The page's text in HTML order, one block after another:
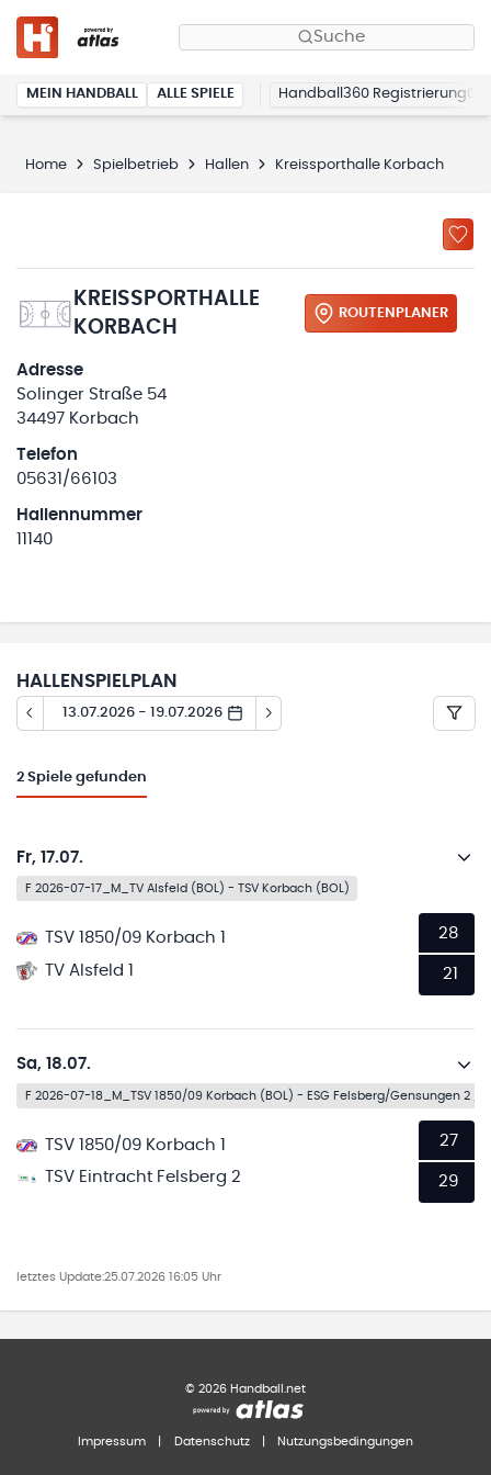
Suche
MEIN HANDBALL ALLE SPIELE Handball360 Registrierung
Home Spielbetrieb Hallen Kreissporthalle Korbach
KREISSPORTHALLE
KORBACH
ROUTENPLANER
Adresse
Solinger Straße 54
34497 Korbach
Telefon
05631/66103
Hallennummer
11140
HALLENSPIELPLAN
13.07.2026 - 19.07.2026
2 Spiele gefunden
Fr, 17.07.
F 2026-07-17_M_TV Alsfeld (BOL) - TSV Korbach (BOL)
TSV 1850/09 Korbach 1
TV Alsfeld 1
28
21
Sa, 18.07.
F 2026-07-18_M_TSV 1850/09 Korbach (BOL) - ESG Felsberg/Gensungen 2 /
TSV 1850/09 Korbach 1
TSV Eintracht Felsberg 2
27
29
letztes Update:25.07.2026 16:05 Uhr
© 2026 Handball.net
Impressum Datenschutz Nutzungsbedingungen